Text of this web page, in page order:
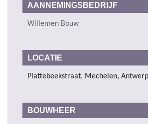
AANNEMINGSBEDRIJF
Willemen Bouw
LOCATIE
Plattebeekstraat, Mechelen,
BOUWHEER